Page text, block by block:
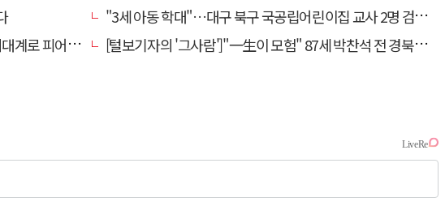
"3세 아동 학대"…대구 북구 국공립어린이집 교사 2명 검찰 송치
계로 피어난다" [털보기자의 '그사람']"一生이 모험" 87세 박찬석 전 경북대 총장